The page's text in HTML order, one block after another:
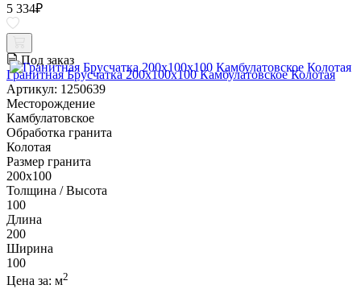
5 334₽
Под заказ
Гранитная Брусчатка 200х100x100 Камбулатовское Колотая
Артикул: 1250639
Месторождение
Камбулатовское
Обработка гранита
Колотая
Размер гранита
200х100
Толщина / Высота
100
Длина
200
Ширина
100
Цена за: м2